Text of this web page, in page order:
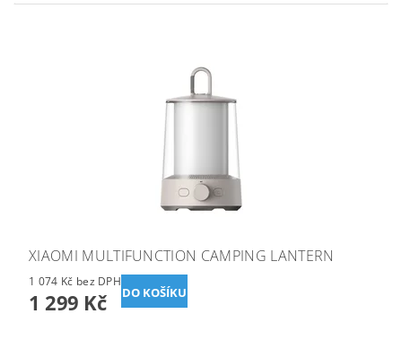
XIAOMI MULTIFUNCTION CAMPING LANTERN
1 074 Kč bez DPH
1 299 Kč